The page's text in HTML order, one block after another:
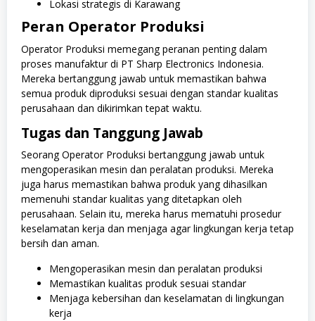
Lokasi strategis di Karawang
Peran Operator Produksi
Operator Produksi memegang peranan penting dalam
proses manufaktur di PT Sharp Electronics Indonesia.
Mereka bertanggung jawab untuk memastikan bahwa
semua produk diproduksi sesuai dengan standar kualitas
perusahaan dan dikirimkan tepat waktu.
Tugas dan Tanggung Jawab
Seorang Operator Produksi bertanggung jawab untuk
mengoperasikan mesin dan peralatan produksi. Mereka
juga harus memastikan bahwa produk yang dihasilkan
memenuhi standar kualitas yang ditetapkan oleh
perusahaan. Selain itu, mereka harus mematuhi prosedur
keselamatan kerja dan menjaga agar lingkungan kerja tetap
bersih dan aman.
Mengoperasikan mesin dan peralatan produksi
Memastikan kualitas produk sesuai standar
Menjaga kebersihan dan keselamatan di lingkungan
kerja